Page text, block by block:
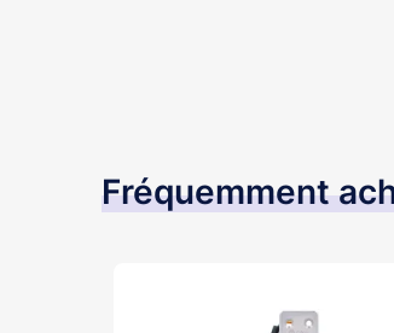
Fréquemment